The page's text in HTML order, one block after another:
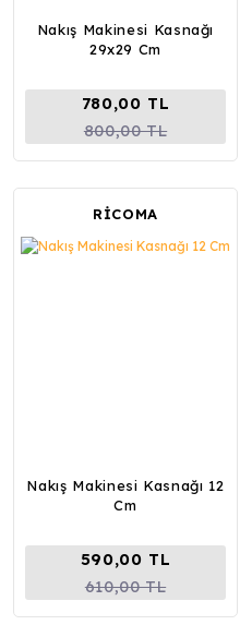
Nakış Makinesi Kasnağı
29x29 Cm
780,00 TL
800,00 TL
RİCOMA
Nakış Makinesi Kasnağı 12
Cm
590,00 TL
610,00 TL